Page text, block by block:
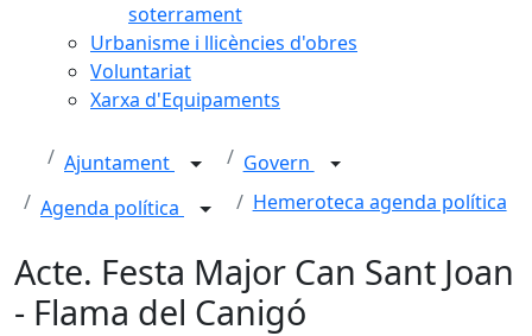
soterrament
Urbanisme i llicències d'obres
Voluntariat
Xarxa d'Equipaments
Ajuntament
Govern
Agenda política
Hemeroteca agenda política
Acte. Festa Major Can Sant Joan
- Flama del Canigó